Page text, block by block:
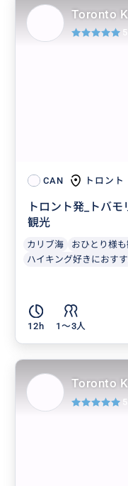
ガイドブックにない
ダ絶景体験
おすすめ
CAN トロント
トロント発_トバ
観光
カリブ海 おひとり様
ハイキング好きにおす
12h 1〜3人
Toronto
Toronto